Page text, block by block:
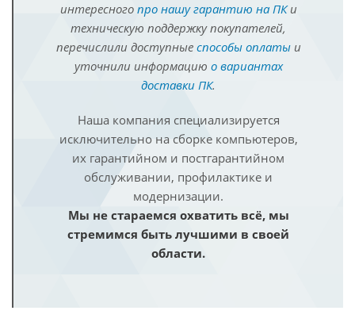
интересного про нашу гарантию на ПКи
техническую поддержку покупателей,
перечислили доступные способы оплатыи
уточнили информацию о вариантах
доставки ПК.
Наша компания специализируется
исключительно на сборке компьютеров,
их гарантийном и постгарантийном
обслуживании, профилактике и
модернизации.
Мы не стараемся охватить всё, мы
стремимся быть лучшими в своей
области.